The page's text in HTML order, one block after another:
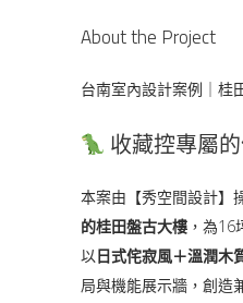
About the Project
台南室內設計案例｜桂
收藏控專屬
本案由【秀空間設計】
的桂田盤古大樓 ，為
以日式侘寂風＋溫潤木
局與機能展示牆，創造